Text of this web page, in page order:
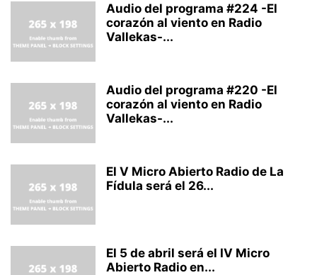
Audio del programa #224 -El
corazón al viento en Radio
Vallekas-...
Audio del programa #220 -El
corazón al viento en Radio
Vallekas-...
El V Micro Abierto Radio de La
Fídula será el 26...
El 5 de abril será el IV Micro
Abierto Radio en...